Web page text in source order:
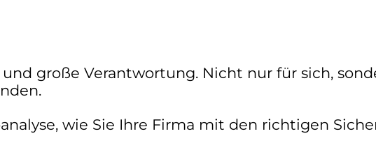
große Verantwortung. Nicht nur für sich,
wie Sie Ihre Firma mit den richtigen